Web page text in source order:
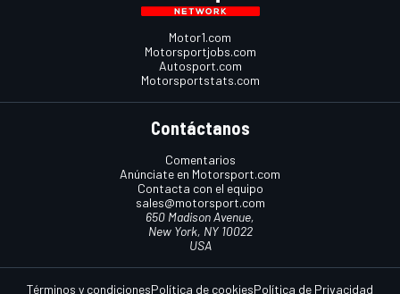
Motor1.com
Motorsportjobs.com
Autosport.com
Motorsportstats.com
Contáctanos
Comentarios
Anúnciate en Motorsport.com
Contacta con el equipo
sales@motorsport.com
650 Madison Avenue,
New York, NY 10022
USA
Términos y condicionesPolítica de cookiesPolítica de Privacidad